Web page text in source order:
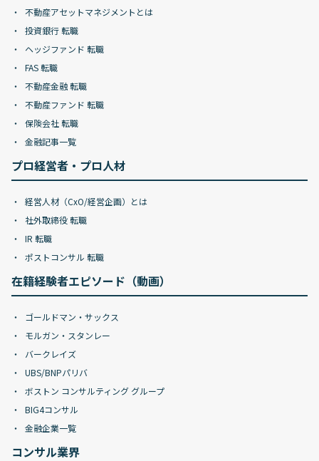
不動産アセットマネジメントとは
投資銀行 転職
ヘッジファンド 転職
FAS 転職
不動産金融 転職
不動産ファンド 転職
保険会社 転職
金融記事一覧
プロ経営者・プロ人材
経営人材（CxO/経営企画）とは
社外取締役 転職
IR 転職
ポストコンサル 転職
在籍経験者エピソード（動画）
ゴールドマン・サックス
モルガン・スタンレー
バークレイズ
UBS/BNPパリバ
ボストン コンサルティング グループ
BIG4コンサル
金融企業一覧
コンサル業界